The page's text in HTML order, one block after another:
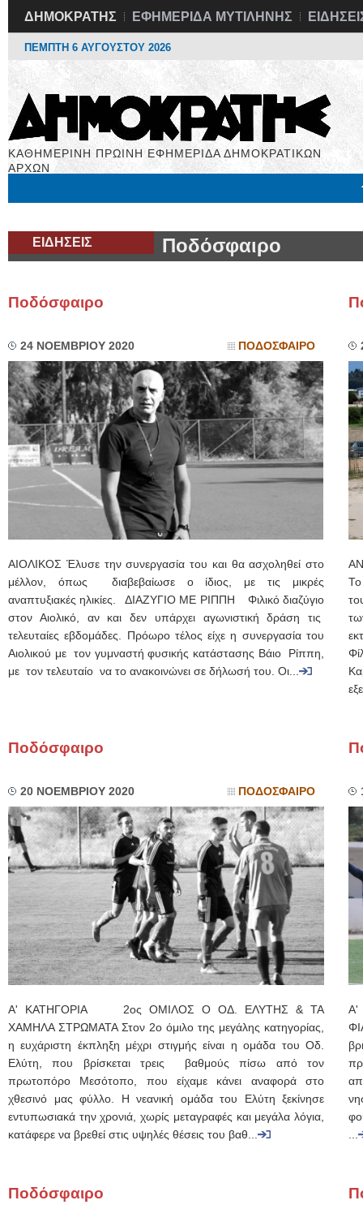
ΔΗΜΟΚΡΑΤΗΣ ΕΦΗΜΕΡΙΔΑ ΜΥΤΙΛΗΝΗΣ
ΠΕΜΠΤΗ 6 ΑΥΓΟΥΣΤΟΥ 2026
ΚΑΘΗΜΕΡΙΝΗ ΠΡΩΙΝΗ ΕΦΗΜΕΡΙΔΑ ΔΗΜΟΚΡΑΤΙΚΩΝ
ΑΡΧΩΝ
ΕΙΔΗΣΕΙΣ Ποδόσφαιρο
Ποδόσφαιρο
24 ΝΟΕΜΒΡΙΟΥ 2020 ΠΟΔΟΣΦΑΙΡΟ
ΑΙΟΛΙΚΟΣ Έλυσε την συνεργασία του και θα ασχοληθεί στο
μέλλον, όπως διαβεβαίωσε ο ίδιος, με τις μικρές
αναπτυξιακές ηλικίες. ΔΙΑΖΥΓΙΟ ΜΕ ΡΙΠΠΗ Φιλικό διαζύγιο
στον Αιολικό, αν και δεν υπάρχει αγωνιστική δράση τις
τελευταίες εβδομάδες. Πρόωρο τέλος είχε η συνεργασία του
Αιολικού με τον γυμναστή φυσικής κατάστασης Βάιο Ρίππη,
με τον τελευταίο να το ανακοινώνει σε δήλωσή του. Οι...
Το
Ποδόσφαιρο
20 ΝΟΕΜΒΡΙΟΥ 2020 ΠΟΔΟΣΦΑΙΡΟ
Α' ΚΑΤΗΓΟΡΙΑ 2ος ΟΜΙΛΟΣ Ο ΟΔ. ΕΛΥΤΗΣ & ΤΑ
ΧΑΜΗΛΑ ΣΤΡΩΜΑΤΑ Στον 2ο όμιλο της μεγάλης κατηγορίας,
η ευχάριστη έκπληξη μέχρι στιγμής είναι η ομάδα του Οδ.
Ελύτη, που βρίσκεται τρεις βαθμούς πίσω από τον
πρωτοπόρο Μεσότοπο, που είχαμε κάνει αναφορά στο
χθεσινό μας φύλλο. Η νεανική ομάδα του Ελύτη ξεκίνησε
εντυπωσιακά την χρονιά, χωρίς μεταγραφές και μεγάλα λόγια,
κατάφερε να βρεθεί στις υψηλές θέσεις του βαθ...
Α'
...
Ποδόσφαιρο